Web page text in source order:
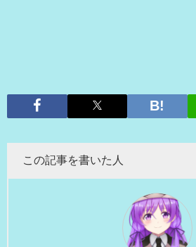
この記事を書いた人